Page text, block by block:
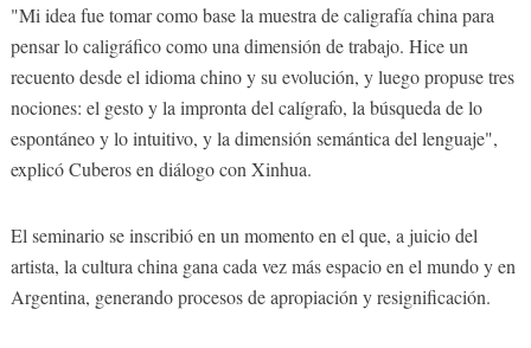
"Mi idea fue tomar como base la muestra de caligrafía china para
pensar lo caligráfico como una dimensión de trabajo. Hice un
recuento desde el idioma chino y su evolución, y luego propuse tres
nociones: el gesto y la impronta del calígrafo, la búsqueda de lo
espontáneo y lo intuitivo, y la dimensión semántica del lenguaje",
explicó Cuberos en diálogo con Xinhua.
El seminario se inscribió en un momento en el que, a juicio del
artista, la cultura china gana cada vez más espacio en el mundo y en
Argentina, generando procesos de apropiación y resignificación.